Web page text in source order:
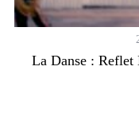
La Danse : Reflet